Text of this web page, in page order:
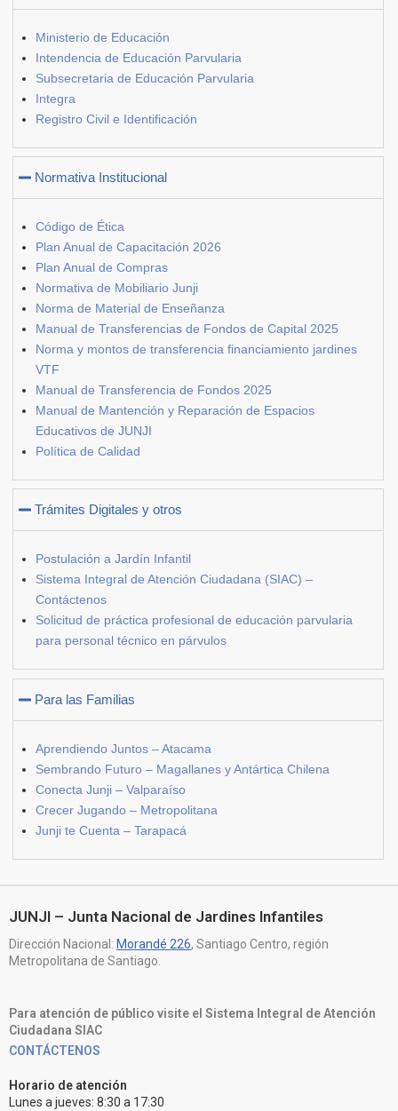
Ministerio de Educación
Intendencia de Educación Parvularia
Subsecretaria de Educación Parvularia
Integra
Registro Civil e Identificación
Normativa Institucional
Código de Ética
Plan Anual de Capacitación 2026
Plan Anual de Compras
Normativa de Mobiliario Junji
Norma de Material de Enseñanza
Manual de Transferencias de Fondos de Capital 2025
Norma y montos de transferencia financiamiento jardines
VTF
Manual de Transferencia de Fondos 2025
Manual de Mantención y Reparación de Espacios
Educativos de JUNJI
Política de Calidad
Trámites Digitales y otros
Postulación a Jardín Infantil
Sistema Integral de Atención Ciudadana (SIAC) –
Contáctenos
Solicitud de práctica profesional de educación parvularia
para personal técnico en párvulos
Para las Familias
Aprendiendo Juntos – Atacama
Sembrando Futuro – Magallanes y Antártica Chilena
Conecta Junji – Valparaíso
Crecer Jugando – Metropolitana
Junji te Cuenta – Tarapacá
JUNJI – Junta Nacional de Jardines Infantiles
Dirección Nacional: Morandé 226, Santiago Centro, región
Metropolitana de Santiago.
Para atención de público visite el Sistema Integral de Atención
Ciudadana SIAC
CONTÁCTENOS
Horario de atención
Lunes a jueves: 8:30 a 17:30